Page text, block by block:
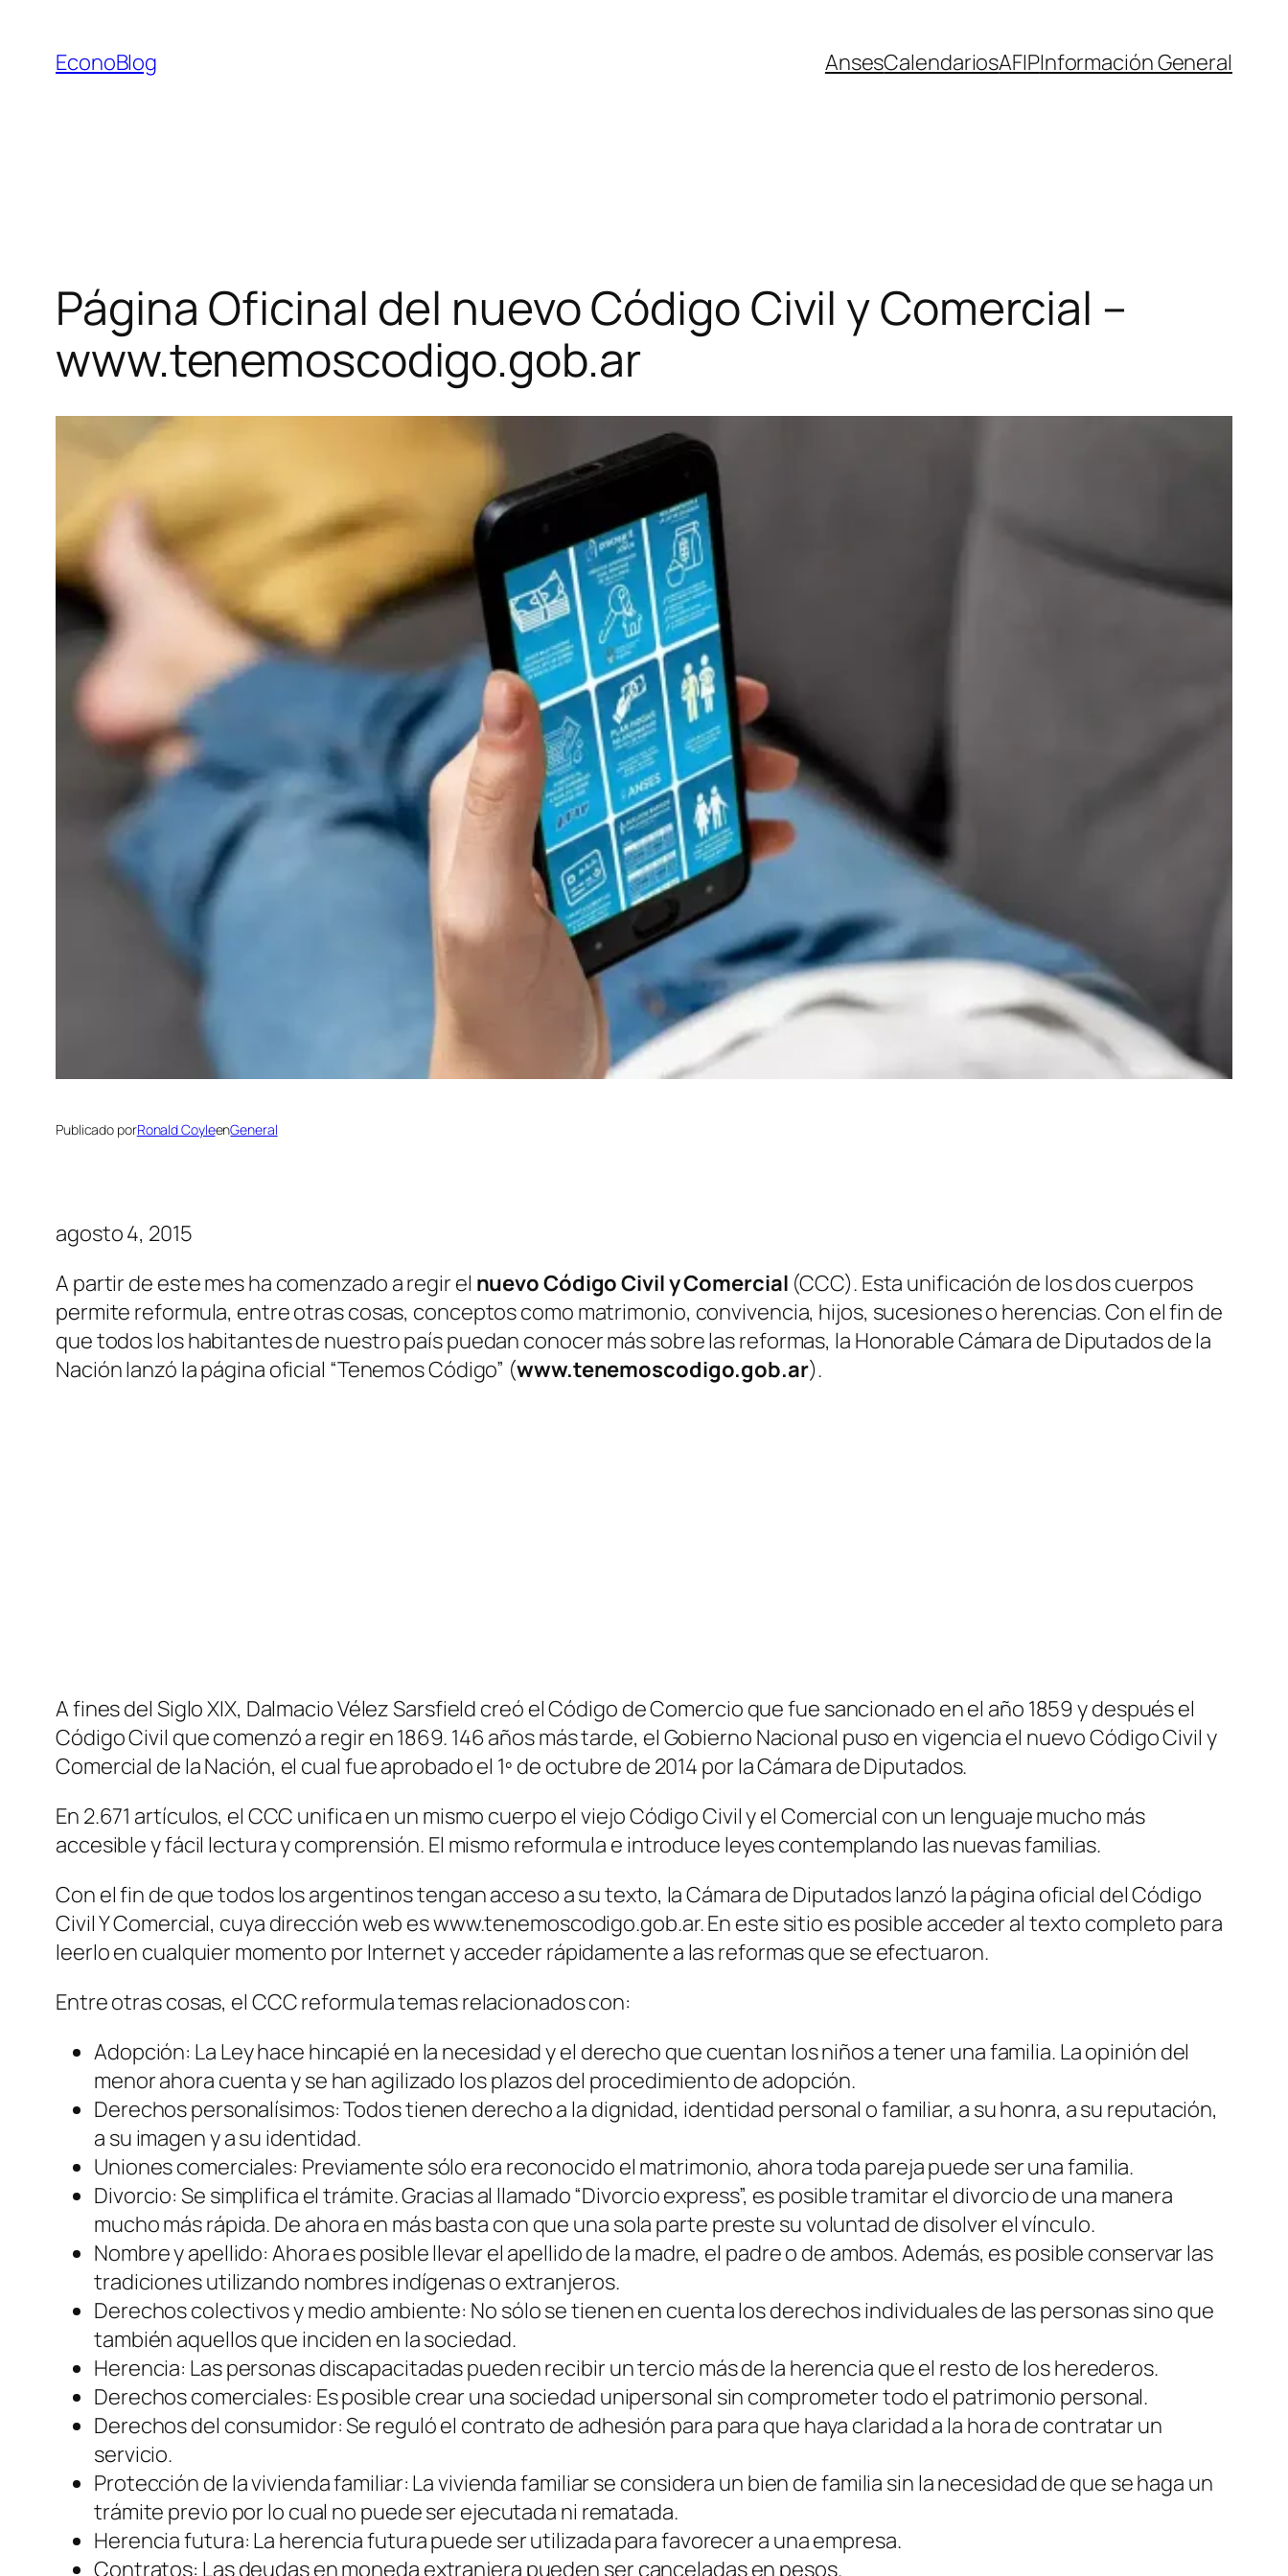
contenido
EconoBlog AnsesCalendariosAFIPInformación General
Página Oficinal del nuevo Código Civil y Comercial –
www.tenemoscodigo.gob.ar
Publicado porRonald CoyleenGeneral
agosto 4, 2015
A partir de este mes ha comenzado a regir el nuevo Código Civil y Comercial (CCC). Esta unificación de los dos cuerpos
permite reformula, entre otras cosas, conceptos como matrimonio, convivencia, hijos, sucesiones o herencias. Con el fin de
que todos los habitantes de nuestro país puedan conocer más sobre las reformas, la Honorable Cámara de Diputados de la
Nación lanzó la página oficial “Tenemos Código” (www.tenemoscodigo.gob.ar).
A fines del Siglo XIX, Dalmacio Vélez Sarsfield creó el Código de Comercio que fue sancionado en el año 1859 y después el
Código Civil que comenzó a regir en 1869. 146 años más tarde, el Gobierno Nacional puso en vigencia el nuevo Código Civil y
Comercial de la Nación, el cual fue aprobado el 1º de octubre de 2014 por la Cámara de Diputados.
En 2.671 artículos, el CCC unifica en un mismo cuerpo el viejo Código Civil y el Comercial con un lenguaje mucho más
accesible y fácil lectura y comprensión. El mismo reformula e introduce leyes contemplando las nuevas familias.
Con el fin de que todos los argentinos tengan acceso a su texto, la Cámara de Diputados lanzó la página oficial del Código
Civil Y Comercial, cuya dirección web es www.tenemoscodigo.gob.ar. En este sitio es posible acceder al texto completo para
leerlo en cualquier momento por Internet y acceder rápidamente a las reformas que se efectuaron.
Entre otras cosas, el CCC reformula temas relacionados con:
Adopción: La Ley hace hincapié en la necesidad y el derecho que cuentan los niños a tener una familia. La opinión del
menor ahora cuenta y se han agilizado los plazos del procedimiento de adopción.
Derechos personalísimos: Todos tienen derecho a la dignidad, identidad personal o familiar, a su honra, a su reputación,
a su imagen y a su identidad.
Uniones comerciales: Previamente sólo era reconocido el matrimonio, ahora toda pareja puede ser una familia.
Divorcio: Se simplifica el trámite. Gracias al llamado “Divorcio express”, es posible tramitar el divorcio de una manera
mucho más rápida. De ahora en más basta con que una sola parte preste su voluntad de disolver el vínculo.
Nombre y apellido: Ahora es posible llevar el apellido de la madre, el padre o de ambos. Además, es posible conservar las
tradiciones utilizando nombres indígenas o extranjeros.
Derechos colectivos y medio ambiente: No sólo se tienen en cuenta los derechos individuales de las personas sino que
también aquellos que inciden en la sociedad.
Herencia: Las personas discapacitadas pueden recibir un tercio más de la herencia que el resto de los herederos.
Derechos comerciales: Es posible crear una sociedad unipersonal sin comprometer todo el patrimonio personal.
Derechos del consumidor: Se reguló el contrato de adhesión para para que haya claridad a la hora de contratar un
servicio.
Protección de la vivienda familiar: La vivienda familiar se considera un bien de familia sin la necesidad de que se haga un
trámite previo por lo cual no puede ser ejecutada ni rematada.
Herencia futura: La herencia futura puede ser utilizada para favorecer a una empresa.
Contratos: Las deudas en moneda extranjera pueden ser canceladas en pesos.